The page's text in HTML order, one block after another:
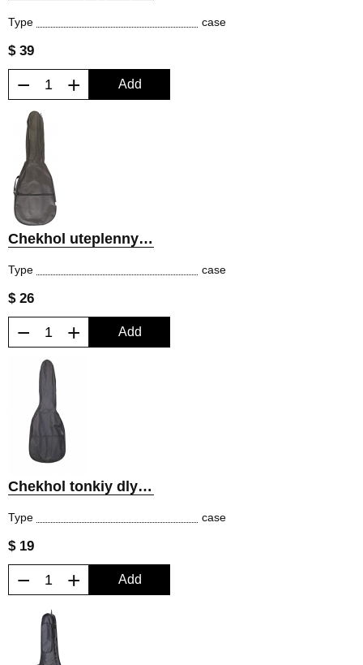
Type case
$ 39
− + Add
Chekhol uteplennyy dlya klassicheskoy gitary
Type case
$ 26
− + Add
Chekhol tonkiy dlya klassicheskoy gitary
Type case
$ 19
− + Add